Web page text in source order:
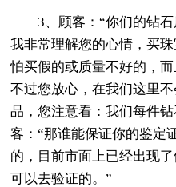
3、顾客：“你们的钻
我非常理解您的心情，买
怕买假的或质量不好的，
不过您放心，在我们这里
品，您注意看：我们每件
客：“那谁能保证你的鉴定
的，目前市面上已经出现
可以去验证的。”